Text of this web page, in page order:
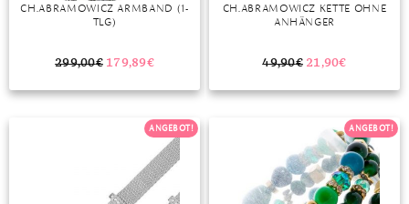
CH.ABRAMOWICZ ARMBAND (1-
TLG)
299,00€ 179,89€
CH.ABRAMOWICZ KETTE OHNE
ANHÄNGER
49,90€ 21,90€
ANGEBOT! ANGEBOT!